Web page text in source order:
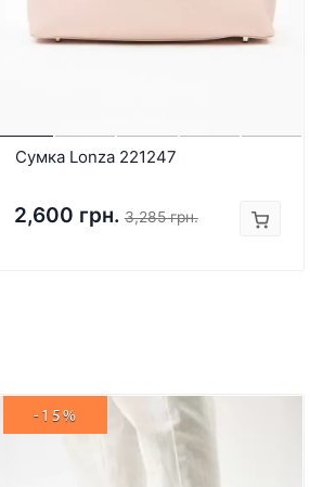
Сумка Lonza 221247
2,600 грн. 3,285 грн.
-15%